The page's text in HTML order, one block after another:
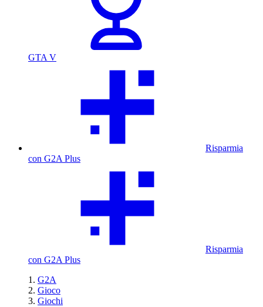
GTA V
Risparmia
con G2A Plus
Risparmia
con G2A Plus
G2A
Gioco
Giochi